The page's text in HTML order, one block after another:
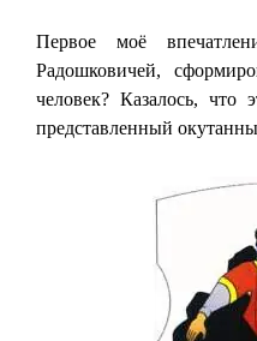
Первое моё
Радошковичей,
человек? Казалось, что
представленный